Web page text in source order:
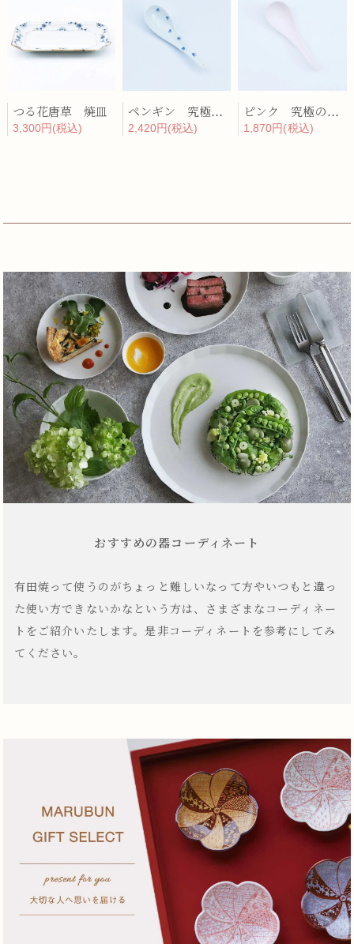
つる花唐草 焼皿
3,300円(税込)
ペンギン 究極のレンゲ
2,420円(税込)
ピンク 究極のレンゲ
1,870円(税込)
おすすめの器コーディネート
有田焼って使うのがちょっと難しいなって方やいつもと違っ
た使い方できないかなという方は、さまざまなコーディネー
トをご紹介いたします。是非コーディネートを参考にしてみ
てください。